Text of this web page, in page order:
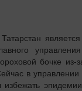
бочке из-
в
избежать